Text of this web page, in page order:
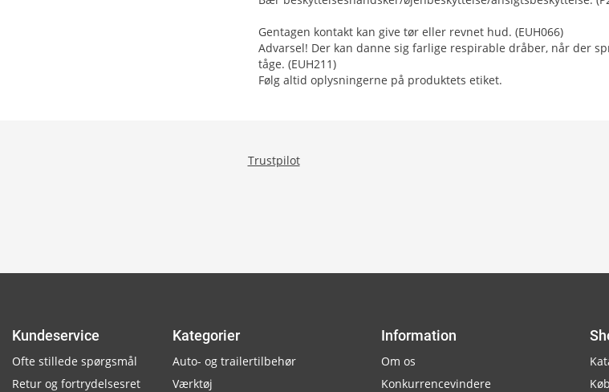
Gentagen kontakt kan give tør eller revnet hud. (EUH066)
Advarsel! Der kan danne sig farlige respirable dråber, når der
tåge. (EUH211)
Følg altid oplysningerne på produktets etiket.
Trustpilot
Kundeservice
Ofte stillede spørgsmål
Retur og fortrydelsesret
Kategorier
Auto- og trailertilbehør
Værktøj
Information
Om os
Konkurrencevindere